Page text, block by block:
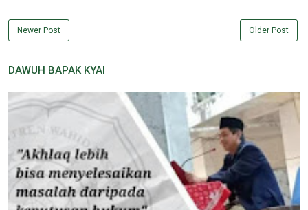
Newer Post Older Post
DAWUH BAPAK KYAI